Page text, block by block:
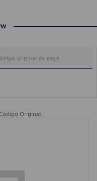
Original